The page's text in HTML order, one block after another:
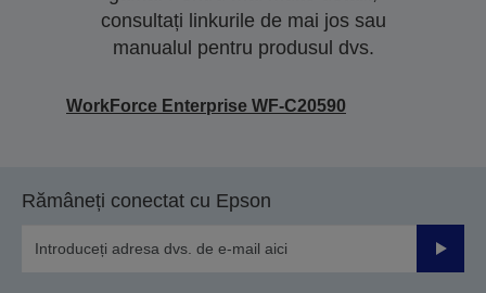
consultați linkurile de mai jos sau
manualul pentru produsul dvs.
WorkForce Enterprise WF-C20590
Rămâneți conectat cu Epson